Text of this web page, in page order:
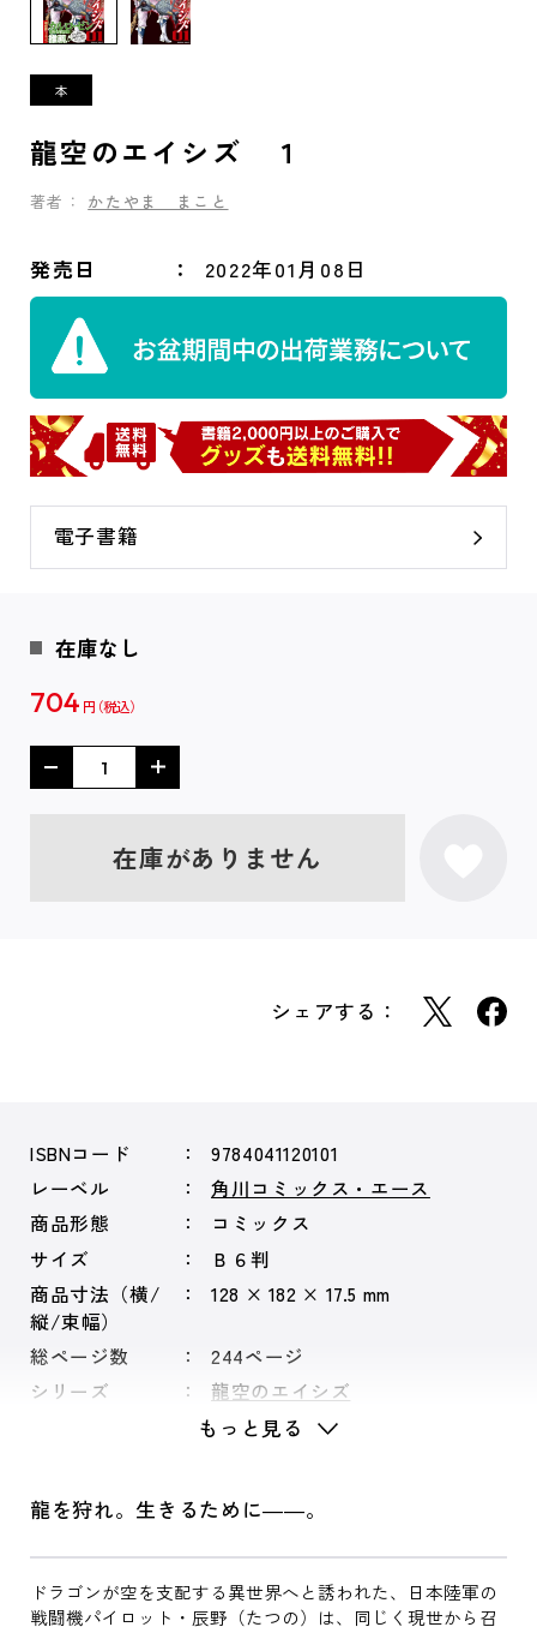
龍空のエイシズ １
著者： かたやま まこと
発売日 2022年01月08日
電子書籍
在庫なし
704 円
在庫がありません
シェアする：
ISBNコード
9784041120101
レーベル
角川コミックス・エース
商品形態
コミックス
サイズ
Ｂ６判
商品寸法（横/
縦/束幅）
128 × 182 × 17.5 mm
総ページ数
244ページ
シリーズ
龍空のエイシズ
もっと見る
龍を狩れ。生きるために――。
ドラゴンが空を支配する異世界へと誘われた、日本陸軍の
戦闘機パイロット・辰野（たつの）は、同じく現世から召